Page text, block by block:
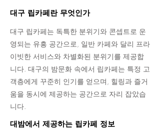
대구 립카페란 무엇인가
대구 립카페는 독특한 분위기와 콘셉트로 운
영되는 유흥 공간으로, 일반 카페와 달리 프라
이빗한 서비스와 차별화된 분위기를 제공합
니다. 대구의 밤문화 속에서 립카페는 특정 고
객층에게 꾸준히 인기를 얻으며, 힐링과 즐거
움을 동시에 제공하는 공간으로 자리 잡았습
니다.
대밤에서 제공하는 립카페 정보